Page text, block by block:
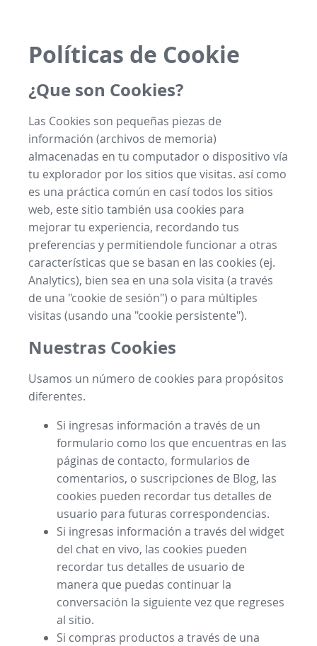
Políticas de Cookie
¿Que son Cookies?
Las Cookies son pequeñas piezas de
información (archivos de memoria)
almacenadas en tu computador o dispositivo vía
tu explorador por los sitios que visitas. así como
es una práctica común en casí todos los sitios
web, este sitio también usa cookies para
mejorar tu experiencia, recordando tus
preferencias y permitiendole funcionar a otras
características que se basan en las cookies (ej.
Analytics), bien sea en una sola visita (a través
de una "cookie de sesión") o para múltiples
visitas (usando una "cookie persistente").
Nuestras Cookies
Usamos un número de cookies para propósitos
diferentes.
Si ingresas información a través de un
formulario como los que encuentras en las
páginas de contacto, formularios de
comentarios, o suscripciones de Blog, las
cookies pueden recordar tus detalles de
usuario para futuras correspondencias.
Si ingresas información a través del widget
del chat en vivo, las cookies pueden
recordar tus detalles de usuario de
manera que puedas continuar la
conversación la siguiente vez que regreses
al sitio.
Si compras productos a través de una